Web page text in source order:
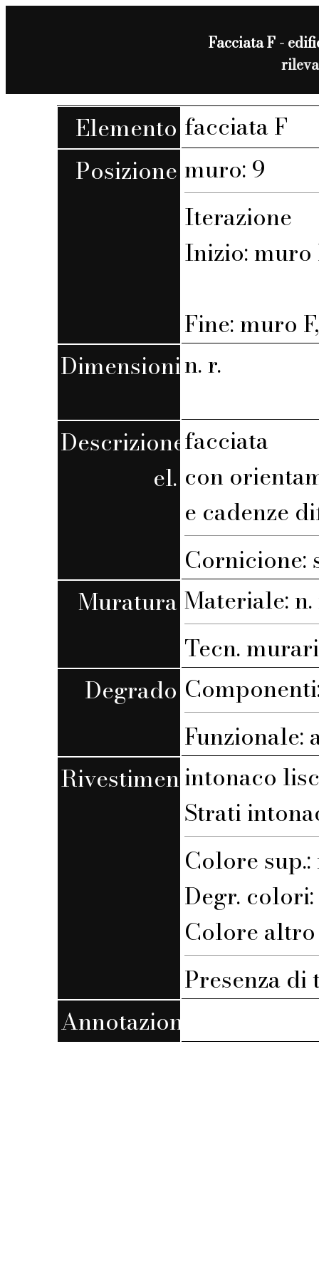
Facciata F -
Elemento facciata F
Posizione muro: 9
Iterazione
Inizio: muro
Fine: muro
Dimensionin. r.
Descrizione
el.
facciata
con
e cadenze
Cornicione:
Muratura Materiale: n.
Tecn.
Degrado
Funzionale:
Rivestimentointonaco
Strati
Colore
Degr.
Colore altro
Presenza
Annotazioni